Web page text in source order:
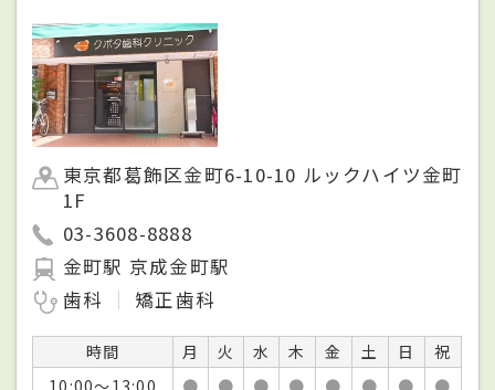
東京都葛飾区金町6-10-10 ルックハイツ金町
1F
03-3608-8888
金町駅 京成金町駅
歯科
矯正歯科
時間 月 火 水 木 金 土 日
祝